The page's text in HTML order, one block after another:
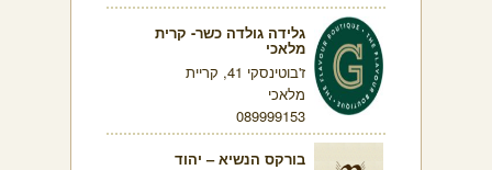
גלידה גולדה כשר- קרית
מלאכי
ז'בוטינסקי 41, קריית
מלאכי
089999153
בורקס הנשיא – יהוד